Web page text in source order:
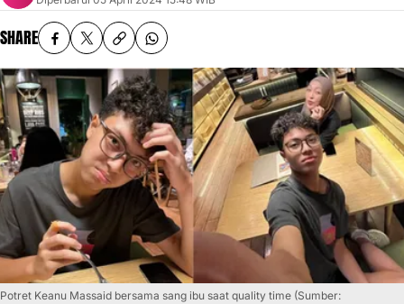
SHARE
Potret Keanu Massaid bersama sang ibu saat quality time (Sumber: